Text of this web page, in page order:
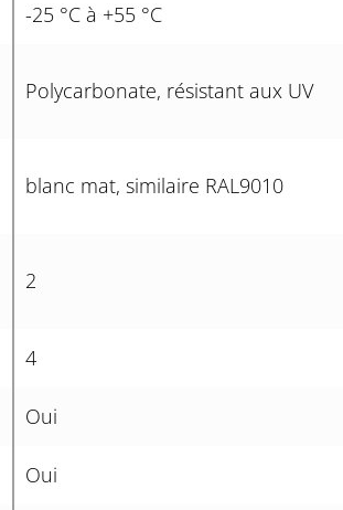
-25 °C à +55 °C
Polycarbonate, résistant aux UV
blanc mat, similaire RAL9010
2
4
Oui
Oui